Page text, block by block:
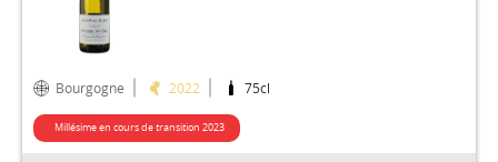
Bourgogne 2022 75cl
Millésime en cours de transition 2023